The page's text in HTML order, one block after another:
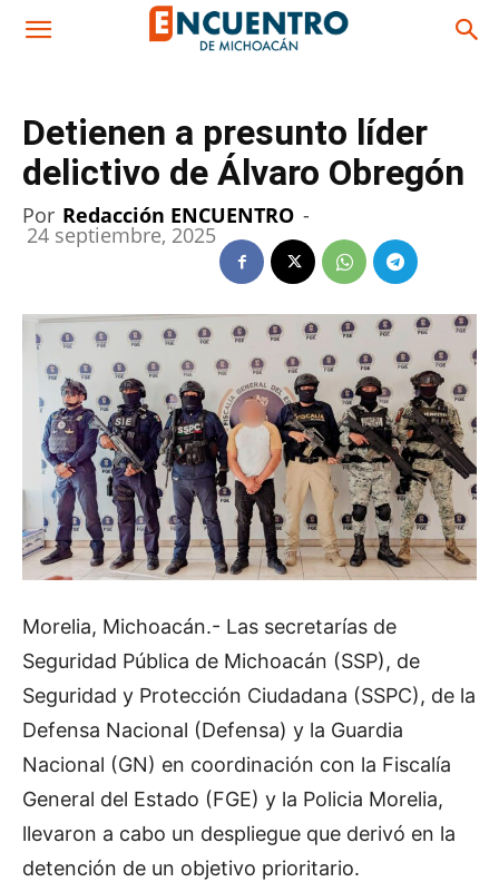
Detienen a presunto líder
delictivo de Álvaro Obregón
Por Redacción ENCUENTRO -
24 septiembre, 2025
Morelia, Michoacán.- Las secretarías de
Seguridad Pública de Michoacán (SSP), de
Seguridad y Protección Ciudadana (SSPC), de la
Defensa Nacional (Defensa) y la Guardia
Nacional (GN) en coordinación con la Fiscalía
General del Estado (FGE) y la Policia Morelia,
llevaron a cabo un despliegue que derivó en la
detención de un objetivo prioritario.